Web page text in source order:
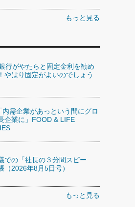
もっと見る
行がやたらと固定金利を勧め
やはり固定がよいのでしょう
内需企業があっという間にグロ
企業に」FOOD & LIFE
での「社長の３分間スピー
（2026年8月5日号）
もっと見る